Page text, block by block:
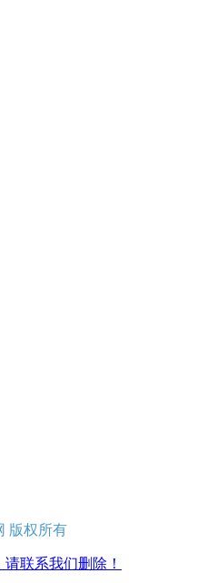
版权所有
联系我们删除！